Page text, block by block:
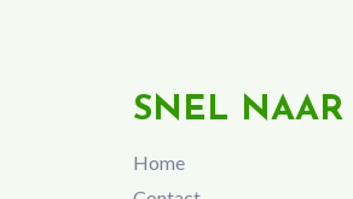
SNEL NAAR
Home